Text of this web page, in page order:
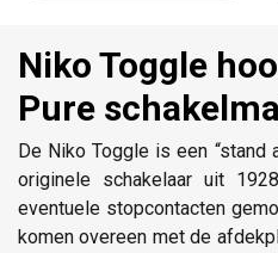
Niko Toggle
Pure
De Niko Toggle is een “stand
originele schakelaar uit
eventuele stopcontacten
komen overeen met de